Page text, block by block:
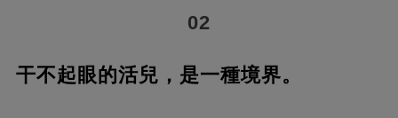
02
干不起眼的活兒，是一種境界。